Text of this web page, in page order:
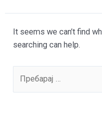
It seems we can’t find
searching can help.